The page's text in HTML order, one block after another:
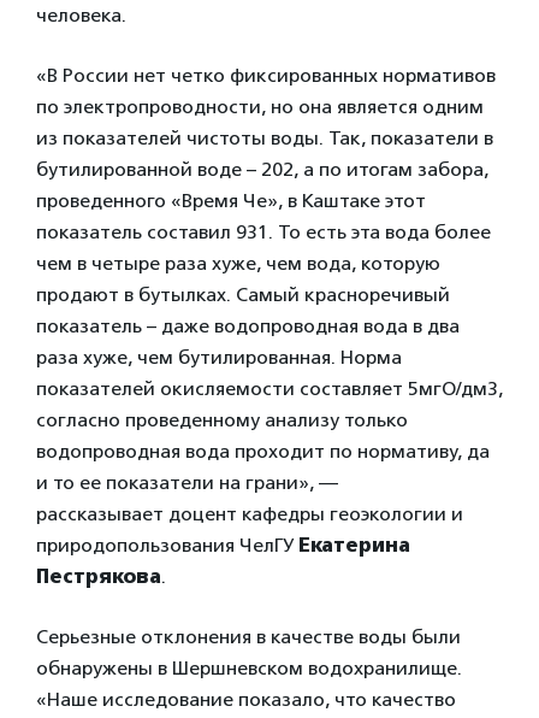
человека.
«В России нет четко фиксированных нормативов
по электропроводности, но она является одним
из показателей чистоты воды. Так, показатели в
бутилированной воде – 202, а по итогам забора,
проведенного «Время Че», в Каштаке этот
показатель составил 931. То есть эта вода более
чем в четыре раза хуже, чем вода, которую
продают в бутылках. Самый красноречивый
показатель – даже водопроводная вода в два
раза хуже, чем бутилированная. Норма
показателей окисляемости составляет 5мгО/дм3,
согласно проведенному анализу только
водопроводная вода проходит по нормативу, да
и то ее показатели на грани», —
рассказывает доцент кафедры геоэкологии и
природопользования ЧелГУ Екатерина
Пестрякова.
Серьезные отклонения в качестве воды были
обнаружены в Шершневском водохранилище.
«Наше исследование показало, что качество